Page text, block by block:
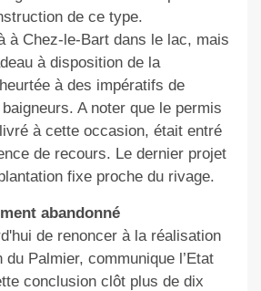
de ce type.
à Chez-le-Bart dans le lac, mais
à disposition de la
à des impératifs de
A noter que le permis
à cette occasion, était entré
de recours. Le dernier projet
fixe proche du rivage.
abandonné
de renoncer à la réalisation
du Palmier, communique l’Etat
conclusion clôt plus de dix